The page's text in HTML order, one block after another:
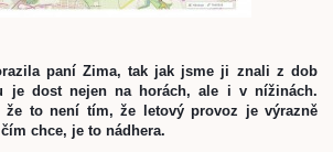
paní Zima, tak jak jsme ji znali z dob
je dost nejen na horách, ale i v nížinách.
že to není tím, že letový provoz je výrazně
chce, je to nádhera.